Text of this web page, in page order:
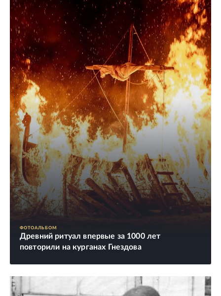
ФОТОАЛЬБОМ
Древний ритуал впервые за 1000 лет
повторили на курганах Гнездова